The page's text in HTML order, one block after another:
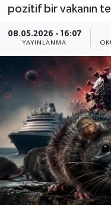
pozitif bir vakanın
08.05.2026 - 16:07
YAYINLANMA
Haber Arşivi